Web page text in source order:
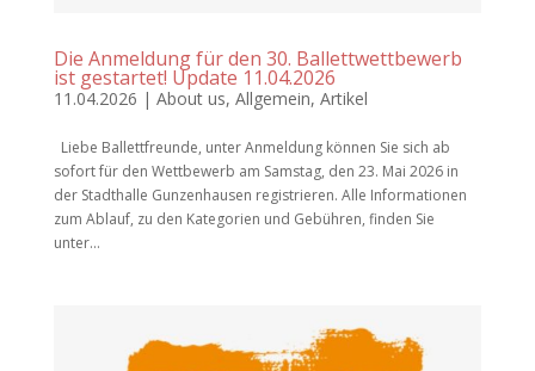
Die Anmeldung für den 30. Ballettwettbewerb
ist gestartet! Update 11.04.2026
11.04.2026 | About us, Allgemein, Artikel
Liebe Ballettfreunde, unter Anmeldung können Sie sich ab
sofort für den Wettbewerb am Samstag, den 23. Mai 2026 in
der Stadthalle Gunzenhausen registrieren. Alle Informationen
zum Ablauf, zu den Kategorien und Gebühren, finden Sie
unter...